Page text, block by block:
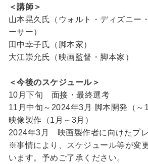
＜講師＞
山本晃久氏（ウォルト・ディズニー
ーサー）
田中幸子氏（脚本家）
大江崇允氏（映画監督・脚本家）
＜今後のスケジュール＞
10月下旬 面接・最終選考
11月中旬～2024年3月 脚本開発（～
映像製作（1月～3月）
2024年3月 映画製作者に向けたプ
※事情により、スケジュール等が変
います。予めご了承ください。